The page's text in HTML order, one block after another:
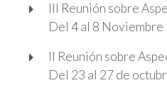
III Reunión sobre
Del 4 al 8 Noviembre
II Reunión sobre
Del 23 al 27 de